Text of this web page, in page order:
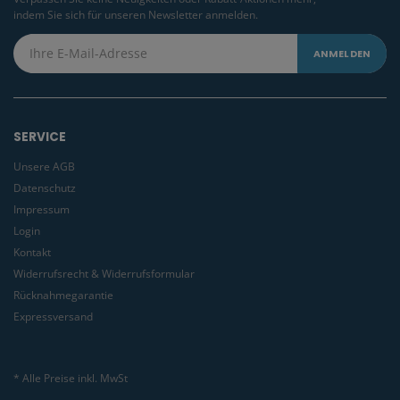
indem Sie sich für unseren Newsletter anmelden.
SERVICE
Unsere AGB
Datenschutz
Impressum
Login
Kontakt
Widerrufsrecht & Widerrufsformular
Rücknahmegarantie
Expressversand
* Alle Preise inkl. MwSt